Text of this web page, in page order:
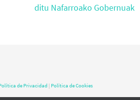
ditu Nafarroako Gobernuak
de Privacidad | Política de Cookies